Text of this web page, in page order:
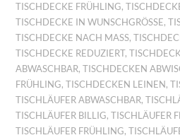
TISCHDECKE FRÜHLING,
TISCHDECKE IN WUNSCHGRÖSSE ,
TISCHDECKE NACH MASS ,
TISCHDECKE REDUZIERT,
ABWASCHBAR,TISCHDECKEN
FRÜHLING,TISCHDECKEN LEINEN ,
TISCHLÄUFER ABWASCHBAR,
TISCHLÄUFER BILLIG,TISCHLÄUFER
TISCHLÄUFER FRÜHLING,